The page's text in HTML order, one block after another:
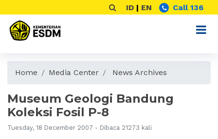
ID | EN Call 136
Home Media Center News Archives
Museum Geologi Bandung
Koleksi Fosil P-8
Tuesday, 18 December 2007 - Dibaca 21273 kali